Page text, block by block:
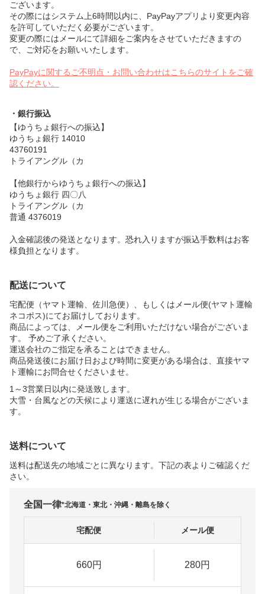
ございます。
その際にはシステム上6時間以内に、PayPayアプリより変更内容
を許可していただく必要がございます。
変更の際にはメールにて詳細をご案内をさせていただきますの
で、ご対応をお願いいたします。
PayPayに関するご不明点・お問い合わせはこちらのサイトをご確
認ください。
・銀行振込
【ゆうちょ銀行への振込】
ゆうちょ銀行 14010
43760191
トライアングル（カ
【他銀行からゆうちょ銀行への振込】
ゆうちょ銀行 四〇八
トライアングル（カ
普通 4376019
入金確認後の発送となります。恐れ入りますが振込手数料はお客
様負担となります。
配送について
宅配便（ヤマト運輸、佐川急便）、もしくはメール便(ヤマト運輸
ネコポス)にてお届けしております。
商品によっては、メール便をご利用いただけない場合がございま
す。 予めご了承ください。
運送会社のご指定を承ることはできません。
商品発送後にお届け日および時間に変更がある場合は、直接ヤマ
ト運輸にお問合せくださいませ。
1～3営業日以内に発送致します。
大雪・台風などの天候により運送に遅れが生じる場合がございま
す。
送料について
送料は配送先の地域ごとに異なります。下記の表よりご確認くだ
さい。
全国一律*北海道・東北・沖縄・離島を除く
宅配便 メール便
660円 280円